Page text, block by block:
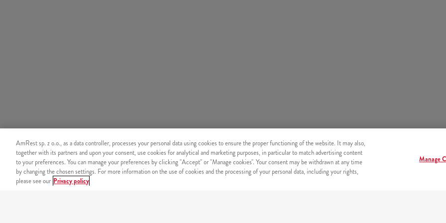
AmRest sp. z o.o., as a data controller, processes your personal data using cookies to ensure the proper functioning of the website. It may also,
together with its partners and upon your consent, use cookies for analytical and marketing purposes, in particular to match advertising content
to your preferences. You can manage your preferences by clicking "Accept" or "Manage cookies". Your consent may be withdrawn at any time
by changing the chosen settings. For more information on the use of cookies and the processing of your personal data, including your rights,
please see our Privacy policy
Manage